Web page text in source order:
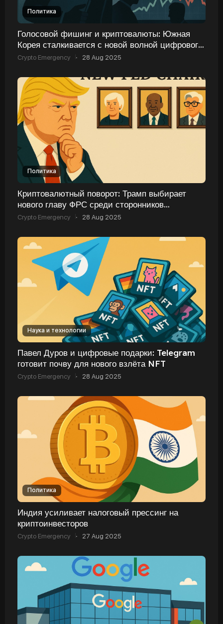
Политика
Голосовой фишинг и криптовалюты: Южная
Корея сталкивается с новой волной цифрового
мошенничества
Crypto Emergency · 28 Aug 2025
Политика
Криптовалютный поворот: Трамп выбирает
нового главу ФРС среди сторонников
цифровых активов
Crypto Emergency · 28 Aug 2025
Наука и технологии
Павел Дуров и цифровые подарки: Telegram
готовит почву для нового взлёта NFT
Crypto Emergency · 28 Aug 2025
Политика
Индия усиливает налоговый прессинг на
криптоинвесторов
Crypto Emergency · 27 Aug 2025